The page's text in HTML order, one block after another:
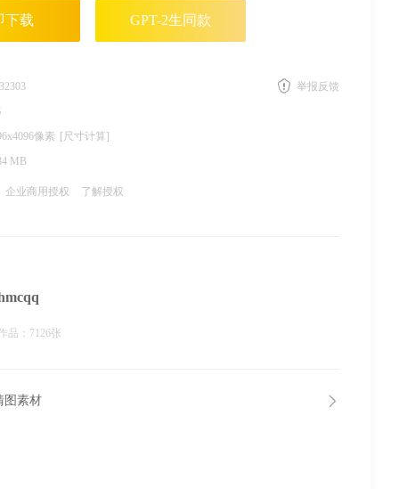
下载 GPT-2生同款
像素 [尺寸计算]
MB
举报反馈
企业商用授权 了解授权
品：7126张
图素材 